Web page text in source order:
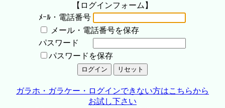
【ログインフォーム】
ﾒｰﾙ・電話番号
メール・電話番号を保存
パスワード
パスワードを保存
ガラホ・ガラケー・ログインできない方はこちらから
お試し下さい